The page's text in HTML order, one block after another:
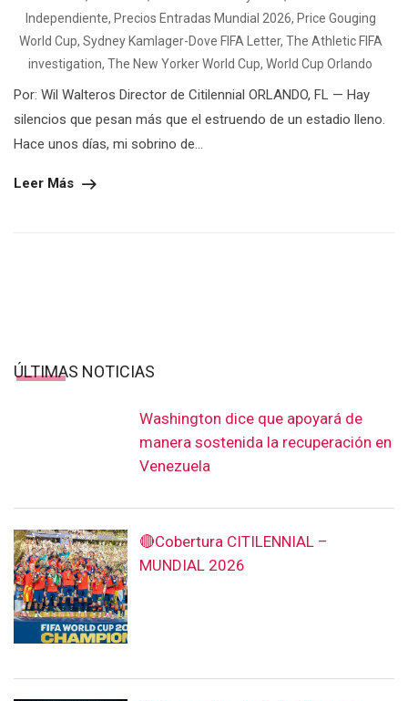
Independiente, Precios Entradas Mundial 2026, Price Gouging
World Cup, Sydney Kamlager-Dove FIFA Letter, The Athletic FIFA
investigation, The New Yorker World Cup, World Cup Orlando
Por: Wil Walteros Director de Citilennial ORLANDO, FL — Hay
silencios que pesan más que el estruendo de un estadio lleno.
Hace unos días, mi sobrino de...
Leer Más
ÚLTIMAS NOTICIAS
Washington dice que apoyará de
manera sostenida la recuperación en
Venezuela
🔴Cobertura CITILENNIAL –
MUNDIAL 2026